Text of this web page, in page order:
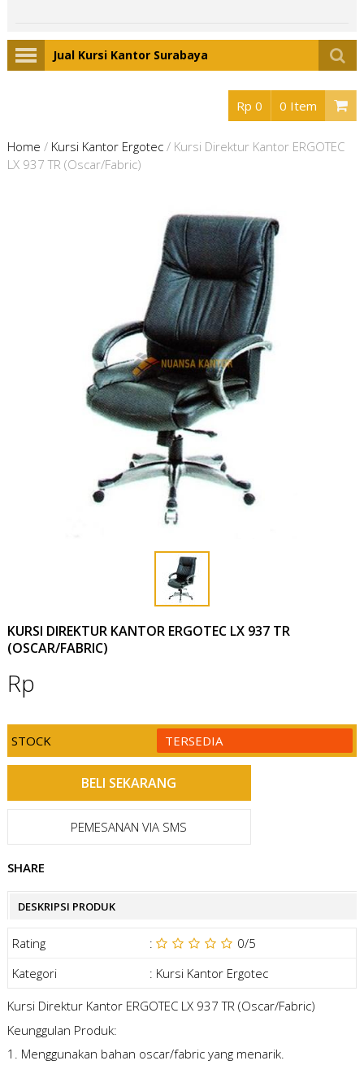
Jual Kursi Kantor Surabaya
Rp 0 0 Item
Home / Kursi Kantor Ergotec/ Kursi Direktur Kantor ERGOTEC
LX 937 TR (Oscar/Fabric)
KURSI DIREKTUR KANTOR ERGOTEC LX 937 TR
(OSCAR/FABRIC)
Rp
STOCK TERSEDIA
PEMESANAN VIA SMS
SHARE
DESKRIPSI PRODUK
Rating : 0/5
Kategori
: Kursi Kantor Ergotec
Kursi Direktur Kantor ERGOTEC LX 937 TR (Oscar/Fabric)
Keunggulan Produk:
1. Menggunakan bahan oscar/fabric yang menarik.